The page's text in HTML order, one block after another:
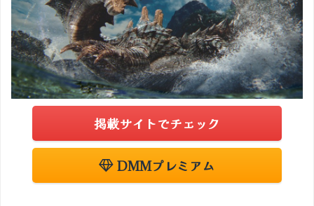
掲載サイトでチェック
DMMプレミアム